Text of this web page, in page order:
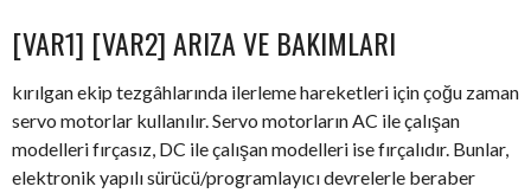
[VAR1] [VAR2] ARIZA VE BAKIMLARI
kırılgan ekip tezgâhlarında ilerleme hareketleri için çoğu zaman
servo motorlar kullanılır. Servo motorların AC ile çalışan
modelleri fırçasız, DC ile çalışan modelleri ise fırçalıdır. Bunlar,
elektronik yapılı sürücü/programlayıcı devrelerle beraber